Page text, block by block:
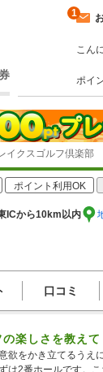
1
こん
ポイ
イクスゴルフ倶楽部
ポイント利用OK
ICから10km以内
口コミ
楽しさを教えて
欲をかき立てるう